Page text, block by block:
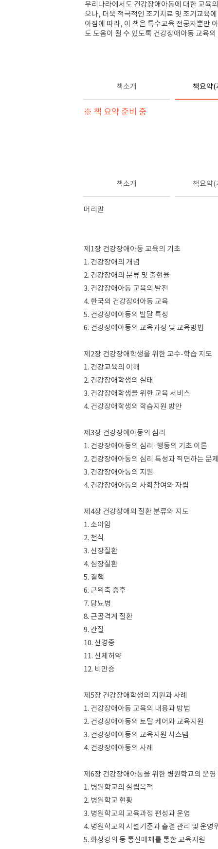
우리나라에서도 건강장애아동에 대한 교육
으나, 더욱 적극적인 조기치료 및 조기교육
아짐에 따라, 이 책은 특수교육 전공자뿐만
도 도움이 될 수 있도록 건강장애아동 교육
책소개 책요약(
※ 책 요약 준비 중
책소개 책요약(
머리말
제1장 건강장애아동 교육의 기초
1. 건강장애의 개념
2. 건강장애의 분류 및 출현율
3. 건강장애아동 교육의 발전
4. 한국의 건강장애아동 교육
5. 건강장애아동의 발달 특성
6. 건강장애아동의 교육과정 및 교육방법
제2장 건강장애학생을 위한 교수-학습 지도
1. 건강교육의 이해
2. 건강장애학생의 실태
3. 건강장애학생을 위한 교육 서비스
4. 건강장애학생의 학습지원 방안
제3장 건강장애아동의 심리
1. 건강장애아동의 심리·행동의 기초 이론
2. 건강장애아동의 심리 특성과 직면하는 문
3. 건강장애아동의 지원
4. 건강장애아동의 사회참여와 자립
제4장 건강장애의 질환 분류와 지도
1. 소아암
2. 천식
3. 신장질환
4. 심장질환
5. 결핵
6. 근위축 증후
7. 당뇨병
8. 근골격계 질환
9. 간질
10. 신경증
11. 신체허약
12. 비만증
제5장 건강장애학생의 지원과 사례
1. 건강장애아동 교육의 내용과 방법
2. 건강장애아동의 토탈 케어와 교육지원
3. 건강장애아동의 교육지원 시스템
4. 건강장애아동의 사례
제6장 건강장애아동을 위한 병원학교의 운영
1. 병원학교의 설립목적
2. 병원학교 현황
3. 병원학교의 교육과정 편성과 운영
4. 병원학교의 시설기준과 출결 관리 및 운영
5. 화상강의 등 통신매체를 통한 교육지원